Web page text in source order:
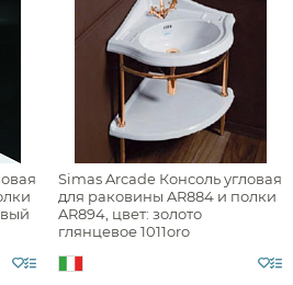
Simas Arcade Консоль угловая
для раковины AR884 и полки
AR894, цвет: золото
глянцевое 1011oro